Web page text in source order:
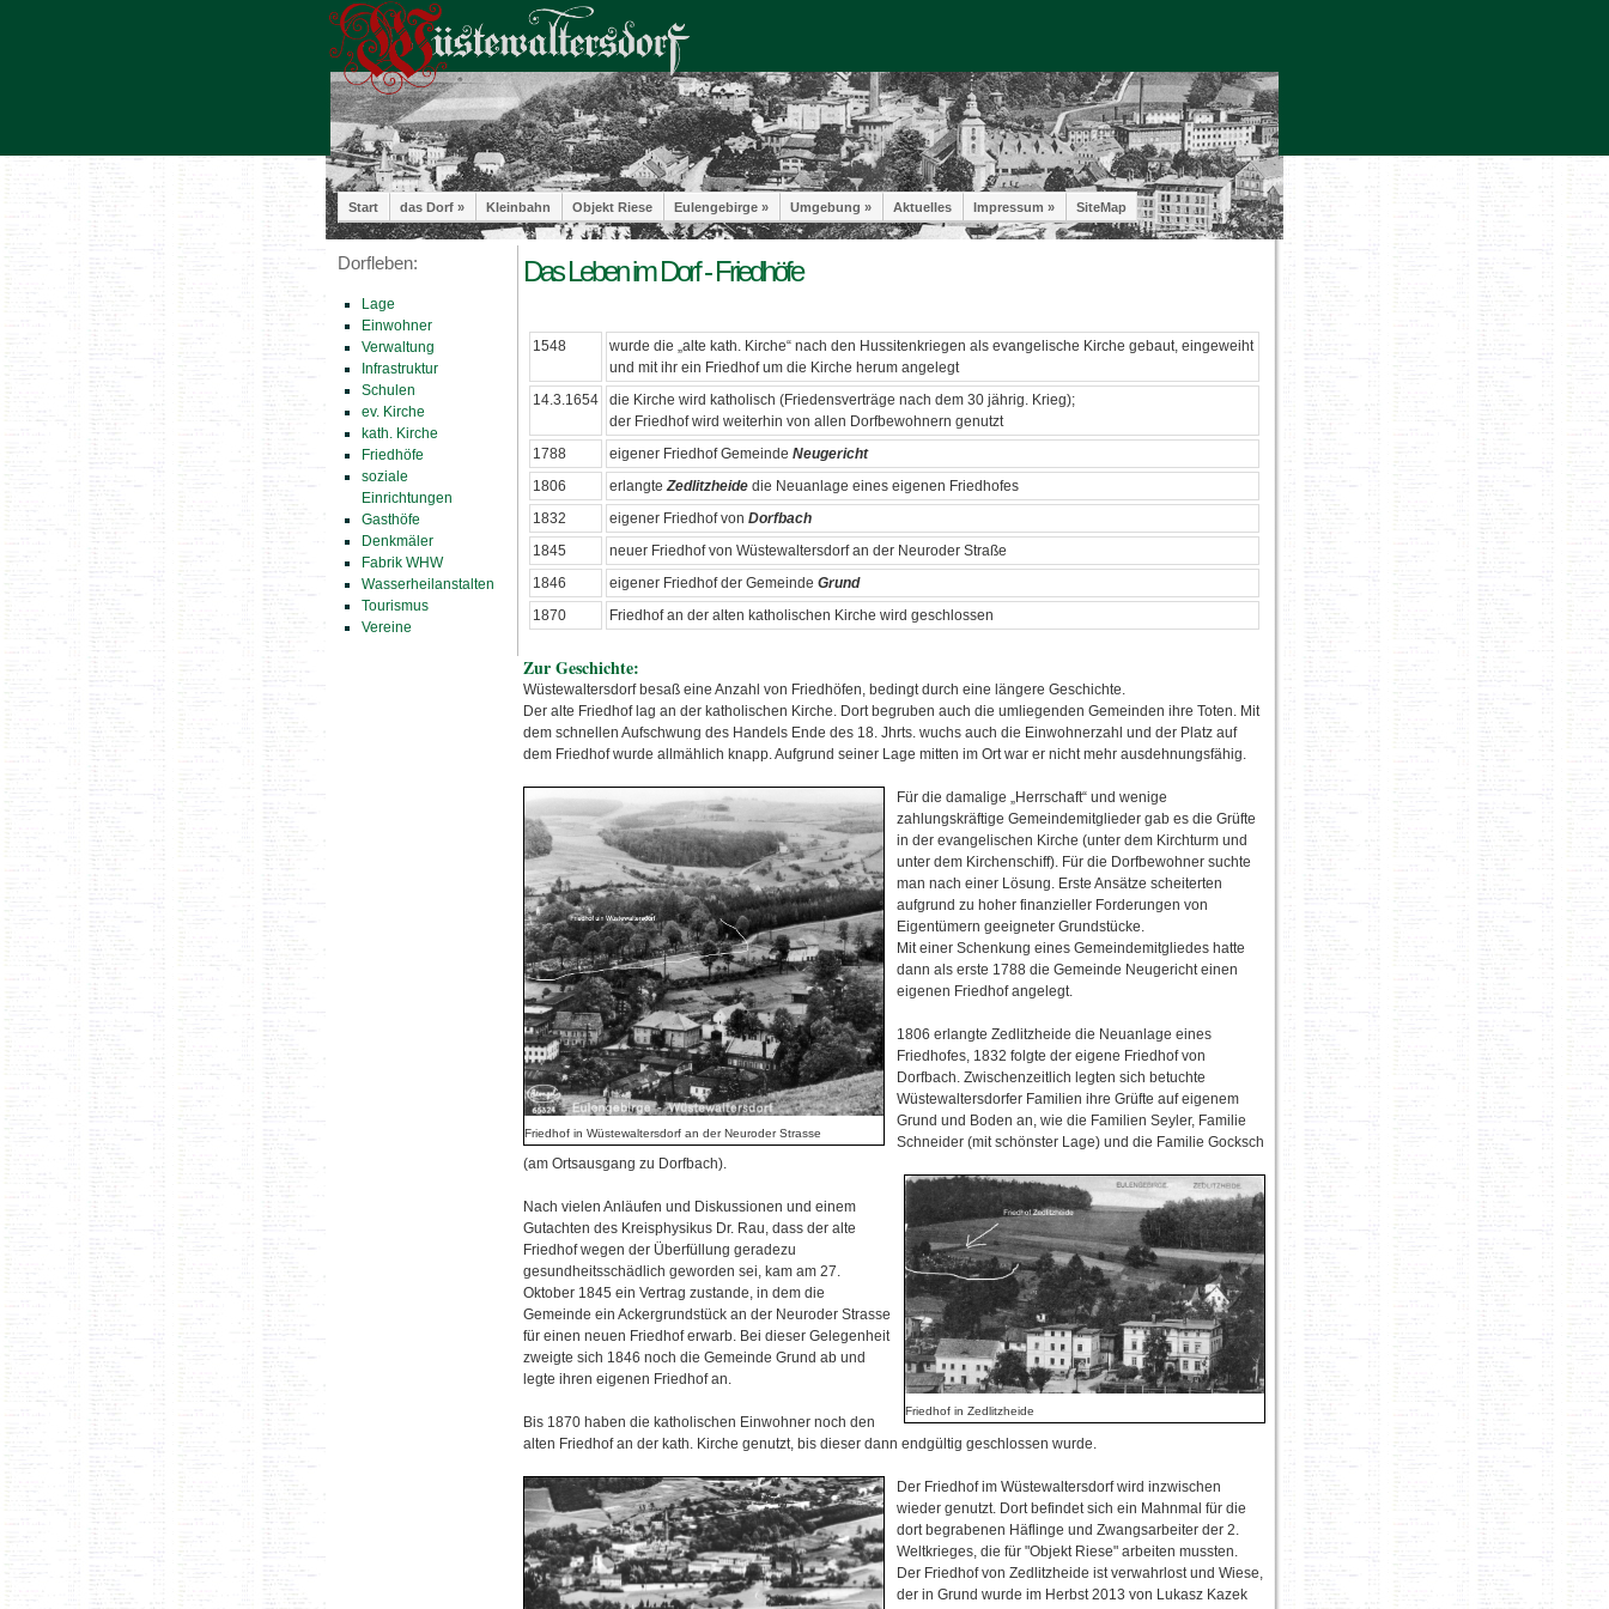
Start das Dorf » Kleinbahn Objekt Riese Eulengebirge » Umgebung » Aktuelles Impressum » SiteMap
Dorfleben:
Lage
Einwohner
Verwaltung
Infrastruktur
Schulen
ev. Kirche
kath. Kirche
Friedhöfe
soziale
Einrichtungen
Gasthöfe
Denkmäler
Fabrik WHW
Wasserheilanstalten
Tourismus
Vereine
Das Leben im Dorf - Friedhöfe
1548
wurde die „alte kath. Kirche“ nach den Hussitenkriegen als evangelische Kirche gebaut, eingeweiht
und mit ihr ein Friedhof um die Kirche herum angelegt
14.3.1654
die Kirche wird katholisch (Friedensverträge nach dem 30 jährig. Krieg);
der Friedhof wird weiterhin von allen Dorfbewohnern genutzt
1788
eigener Friedhof Gemeinde Neugericht
1806
erlangteZedlitzheide die Neuanlage eines eigenen Friedhofes
1832
eigener Friedhof von Dorfbach
1845
neuer Friedhof von Wüstewaltersdorf an der Neuroder Straße
1846
eigener Friedhof der Gemeinde Grund
1870
Friedhof an der alten katholischen Kirche wird geschlossen
Zur Geschichte:
Wüstewaltersdorf besaß eine Anzahl von Friedhöfen, bedingt durch eine längere Geschichte.
Der alte Friedhof lag an der katholischen Kirche. Dort begruben auch die umliegenden Gemeinden ihre Toten. Mit
dem schnellen Aufschwung des Handels Ende des 18. Jhrts. wuchs auch die Einwohnerzahl und der Platz auf
dem Friedhof wurde allmählich knapp. Aufgrund seiner Lage mitten im Ort war er nicht mehr ausdehnungsfähig.
Friedhof in Wüstewaltersdorf an der Neuroder Strasse
Für die damalige „Herrschaft“ und wenige
zahlungskräftige Gemeindemitglieder gab es die Grüfte
in der evangelischen Kirche (unter dem Kirchturm und
unter dem Kirchenschiff). Für die Dorfbewohner suchte
man nach einer Lösung. Erste Ansätze scheiterten
aufgrund zu hoher finanzieller Forderungen von
Eigentümern geeigneter Grundstücke.
Mit einer Schenkung eines Gemeindemitgliedes hatte
dann als erste 1788 die Gemeinde Neugericht einen
eigenen Friedhof angelegt.
1806 erlangte Zedlitzheide die Neuanlage eines
Friedhofes, 1832 folgte der eigene Friedhof von
Dorfbach. Zwischenzeitlich legten sich betuchte
Wüstewaltersdorfer Familien ihre Grüfte auf eigenem
Grund und Boden an, wie die Familien Seyler, Familie
Schneider (mit schönster Lage) und die Familie Gocksch
(am Ortsausgang zu Dorfbach).
Friedhof in Zedlitzheide
Nach vielen Anläufen und Diskussionen und einem
Gutachten des Kreisphysikus Dr. Rau, dass der alte
Friedhof wegen der Überfüllung geradezu
gesundheitsschädlich geworden sei, kam am 27.
Oktober 1845 ein Vertrag zustande, in dem die
Gemeinde ein Ackergrundstück an der Neuroder Strasse
für einen neuen Friedhof erwarb. Bei dieser Gelegenheit
zweigte sich 1846 noch die Gemeinde Grund ab und
legte ihren eigenen Friedhof an.
Bis 1870 haben die katholischen Einwohner noch den
alten Friedhof an der kath. Kirche genutzt, bis dieser dann endgültig geschlossen wurde.
Der Friedhof im Wüstewaltersdorf wird inzwischen
wieder genutzt. Dort befindet sich ein Mahnmal für die
dort begrabenen Häflinge und Zwangsarbeiter der 2.
Weltkrieges, die für "Objekt Riese" arbeiten mussten.
Der Friedhof von Zedlitzheide ist verwahrlost und Wiese,
der in Grund wurde im Herbst 2013 von Lukasz Kazek